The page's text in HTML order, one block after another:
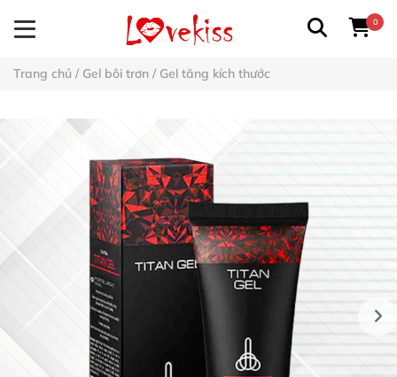
0
Trang chủ / Gel bôi trơn / Gel tăng kích thước